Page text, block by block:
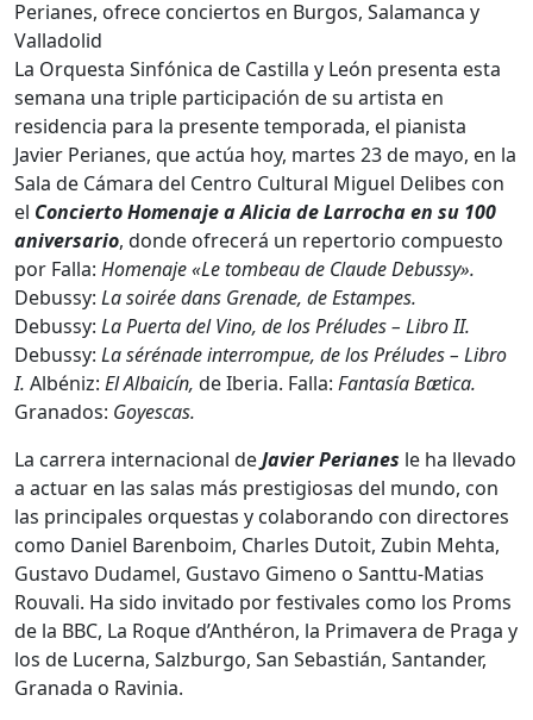
La Orquesta Sinfónica de Castilla y León presenta esta
semana una triple participación de su artista en
residencia para la presente temporada, el pianista
Javier Perianes, que actúa hoy, martes 23 de mayo, en la
Sala de Cámara del Centro Cultural Miguel Delibes con
el Concierto Homenaje a Alicia de Larrocha en su 100
aniversario, donde ofrecerá un repertorio compuesto
por Falla: Homenaje «Le tombeau de Claude Debussy».
Debussy: La soirée dans Grenade, de Estampes.
Debussy: La Puerta del Vino, de los Préludes – Libro II.
Debussy: La sérénade interrompue, de los Préludes – Libro
I. Albéniz: El Albaicín, de Iberia. Falla: Fantasía Bætica.
Granados: Goyescas.
La carrera internacional deJavier Perianes le ha llevado
a actuar en las salas más prestigiosas del mundo, con
las principales orquestas y colaborando con directores
como Daniel Barenboim, Charles Dutoit, Zubin Mehta,
Gustavo Dudamel, Gustavo Gimeno o Santtu-Matias
Rouvali. Ha sido invitado por festivales como los Proms
de la BBC, La Roque d’Anthéron, la Primavera de Praga y
los de Lucerna, Salzburgo, San Sebastián, Santander,
Granada o Ravinia.